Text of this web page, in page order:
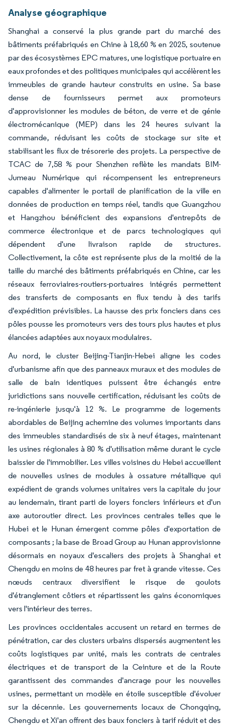
Analyse géographique
Shanghai a conservé la plus grande part du marché des
bâtiments préfabriqués en Chine à 18,60 % en 2025, soutenue
par des écosystèmes EPC matures, une logistique portuaire en
eaux profondes et des politiques municipales qui accélèrent les
immeubles de grande hauteur construits en usine. Sa base
dense de fournisseurs permet aux promoteurs
d'approvisionner les modules de béton, de verre et de génie
électromécanique (MEP) dans les 24 heures suivant la
commande, réduisant les coûts de stockage sur site et
stabilisant les flux de trésorerie des projets. La perspective de
TCAC de 7,58 % pour Shenzhen reflète les mandats BIM-
Jumeau Numérique qui récompensent les entrepreneurs
capables d'alimenter le portail de planification de la ville en
données de production en temps réel, tandis que Guangzhou
et Hangzhou bénéficient des expansions d'entrepôts de
commerce électronique et de parcs technologiques qui
dépendent d'une livraison rapide de structures.
Collectivement, la côte est représente plus de la moitié de la
taille du marché des bâtiments préfabriqués en Chine, car les
réseaux ferroviaires-routiers-portuaires intégrés permettent
des transferts de composants en flux tendu à des tarifs
d'expédition prévisibles. La hausse des prix fonciers dans ces
pôles pousse les promoteurs vers des tours plus hautes et plus
élancées adaptées aux noyaux modulaires.
Au nord, le cluster Beijing-Tianjin-Hebei aligne les codes
d'urbanisme afin que des panneaux muraux et des modules de
salle de bain identiques puissent être échangés entre
juridictions sans nouvelle certification, réduisant les coûts de
re-ingénierie jusqu'à 12 %. Le programme de logements
abordables de Beijing achemine des volumes importants dans
des immeubles standardisés de six à neuf étages, maintenant
les usines régionales à 80 % d'utilisation même durant le cycle
baissier de l'immobilier. Les villes voisines du Hebei accueillent
de nouvelles usines de modules à ossature métallique qui
expédient de grands volumes unitaires vers la capitale du jour
au lendemain, tirant parti de loyers fonciers inférieurs et d'un
axe autoroutier direct. Les provinces centrales telles que le
Hubei et le Hunan émergent comme pôles d'exportation de
composants ; la base de Broad Group au Hunan approvisionne
désormais en noyaux d'escaliers des projets à Shanghai et
Chengdu en moins de 48 heures par fret à grande vitesse. Ces
nœuds centraux diversifient le risque de goulots
d'étranglement côtiers et répartissent les gains économiques
vers l'intérieur des terres.
Les provinces occidentales accusent un retard en termes de
pénétration, car des clusters urbains dispersés augmentent les
coûts logistiques par unité, mais les contrats de centrales
électriques et de transport de la Ceinture et de la Route
garantissent des commandes d'ancrage pour les nouvelles
usines, permettant un modèle en étoile susceptible d'évoluer
sur la décennie. Les gouvernements locaux de Chongqing,
Chengdu et Xi'an offrent des baux fonciers à tarif réduit et des